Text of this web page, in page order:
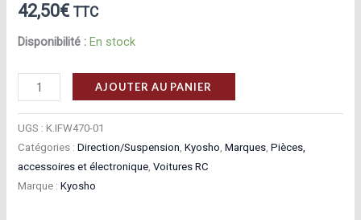
42,50€ TTC
Disponibilité : En stock
quantité
de
Kyosho
Kit
corps
d’amortisseur
AJOUTER AU PANIER
UGS :K.IFW470-01
Catégories :Direction/Suspension,Kyosho,Marques,Pièces,
accessoires et électronique,Voitures RC
Marque :Kyosho